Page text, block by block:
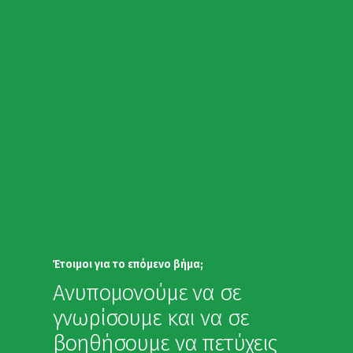
Έτοιμοι για το επόμενο βήμα;
Ανυπομονούμε να σε
γνωρίσουμε και να σε
βοηθήσουμε να πετύχεις